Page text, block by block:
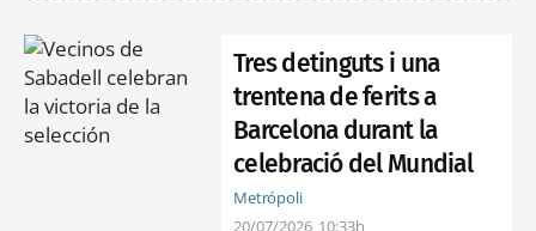
Tres detinguts i una
trentena de ferits a
Barcelona durant la
celebració del Mundial
Metrópoli
20/07/2026 10:33h